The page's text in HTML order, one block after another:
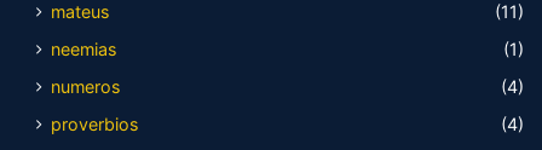
mateus
(11)
neemias
(1)
numeros
(4)
proverbios
(4)